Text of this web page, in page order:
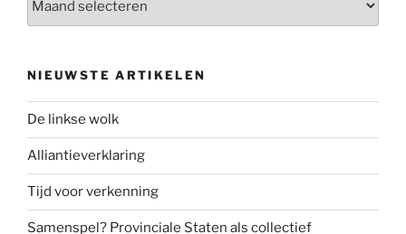
NIEUWSTE ARTIKELEN
De linkse wolk
Alliantieverklaring
Tijd voor verkenning
Samenspel? Provinciale Staten als collectief